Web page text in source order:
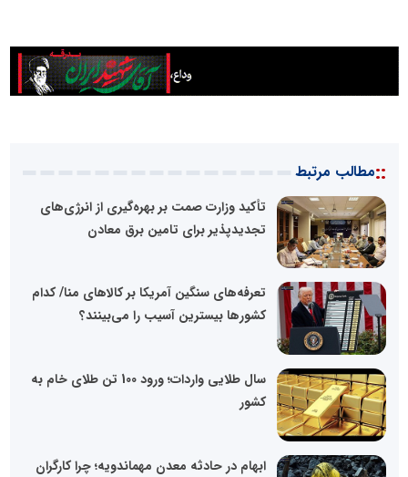
::مطالب مرتبط
تأکید وزارت صمت بر بهره‌گیری از انرژی‌های
تجدیدپذیر برای تامین برق معادن
تعرفه‌های سنگین آمریکا بر کالاهای منا/ کدام
کشورها بیسترین آسیب را می‌بینند؟
سال طلایی واردات؛ ورود 100 تن طلای خام به
کشور
ابهام در حادثه معدن مهماندویه؛ چرا کارگران